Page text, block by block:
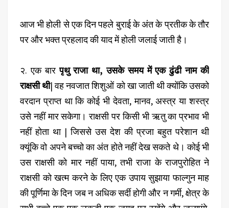
आज भी होली से एक दिन पहले बुराई के अंत के प्रतीक के तौर
पर और भक्त प्रहलाद की याद में होली जलाई जाती है।
२. एक बारपृथु राजा था, उसके समय में एक ढुंढी नाम की
राक्षसी थी| वह नवजात शिशुओं को खा जाती थी क्योंकि उसको
वरदान प्राप्त था कि कोई भी देवता, मानव, अस्त्र या शस्त्र
उसे नहीं मार सकेगा। राक्षसी पर किसी भी ऋतु का प्रभाव भी
नहीं होता था | जिससे उस देश की प्रजा बहुत परेशान थी
क्यूंकि वो अपने बच्चो का अंत होते नहीं देख सकते थे। कोई भी
उस राक्षसी को मार नहीं पाया, तभी राजा के राजपुरोहित ने
राक्षसी को खत्म करने के लिए एक उपाय सुझाया फाल्गुन माह
की पूर्णिमा के दिन जब न अधिक सर्दी होगी और न गर्मी, क्षेत्र के